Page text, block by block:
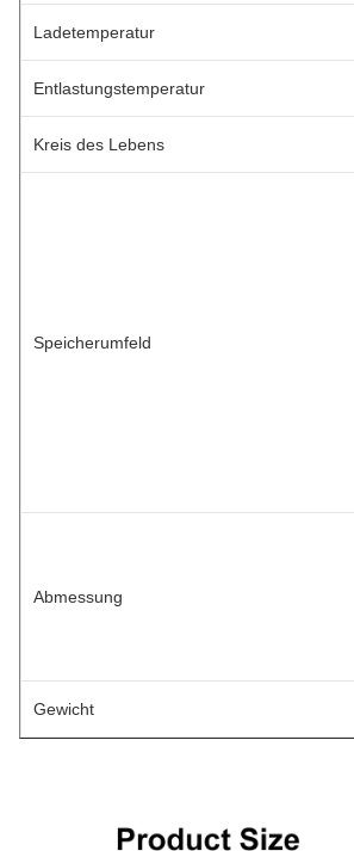
Ladetemperatur
Entlastungstemperatur
Kreis des Lebens
Speicherumfeld
Abmessung
Gewicht